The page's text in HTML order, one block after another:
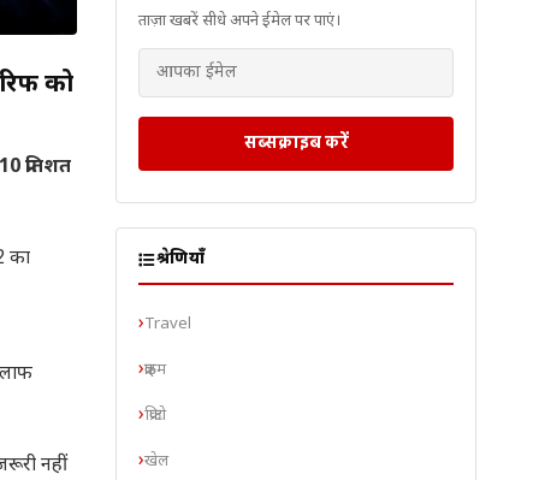
को
10 प्रतिशत
का
नहीं
ताज़ा खबरें सीधे अपने ईमेल पर पाएं।
सब्सक्राइब करें
श्रेणियाँ
Travel
क्राइम
क्रिप्टो
खेल